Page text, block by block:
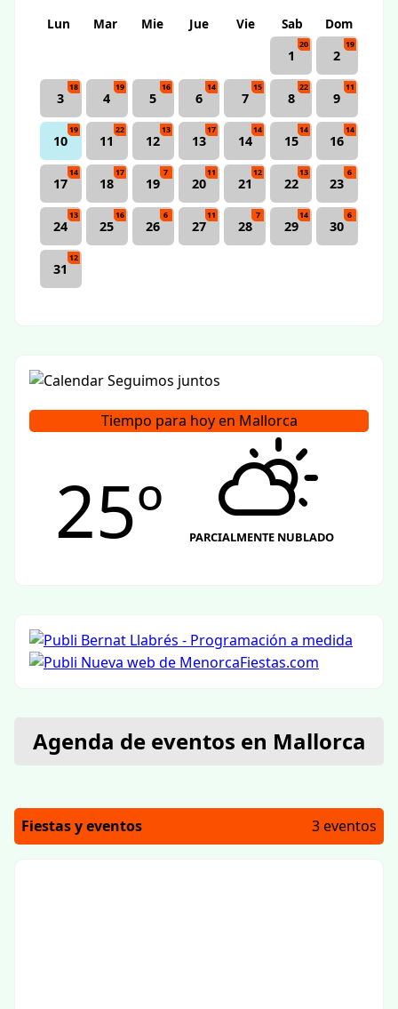
Lun Mar Mie Jue Vie Sab
Dom
1
20
2
19
3
18
4
19
5
16
6
14
7
15
8
22
9
11
10
19
11
22
12
13
13
17
14
14
15
14
16
14
17
14
18
17
19
7
20
11
21
12
22
13
23
6
24
13
25
16
26
6
27
11
28
7
29
14
30
6
31
12
Tiempo para hoy en Mallorca
25º PARCIALMENTE NUBLADO
Agenda de eventos en Mallorca
Fiestas y eventos 3 eventos